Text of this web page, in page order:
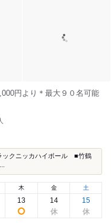
円より＊最大９０名可能
クニッカハイボール ■竹鶴
木
13
金
14
土
15